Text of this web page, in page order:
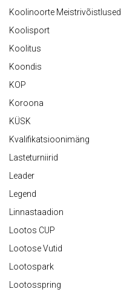
Koolinoorte Meistrivõistlused
Koolisport
Koolitus
Koondis
KOP
Koroona
KÜSK
Kvalifikatsioonimäng
Lasteturniirid
Leader
Legend
Linnastaadion
Lootos CUP
Lootose Vutid
Lootospark
Lootosspring